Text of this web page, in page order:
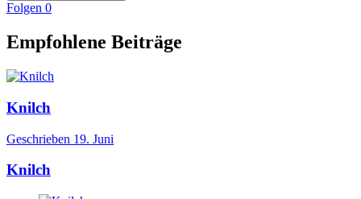
Folgen 0
Empfohlene Beiträge
Knilch
Geschrieben 19. Juni
Knilch